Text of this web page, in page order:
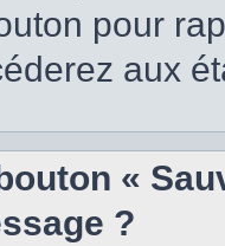
pour
aux
«
?